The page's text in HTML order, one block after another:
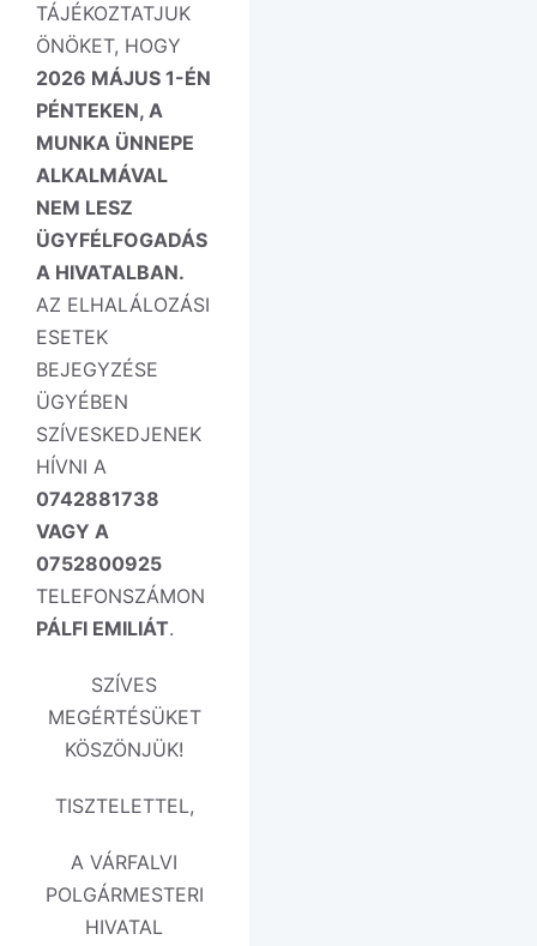
TÁJÉKOZTATJUK
ÖNÖKET, HOGY
2026 MÁJUS 1-ÉN
PÉNTEKEN, A
MUNKA ÜNNEPE
ALKALMÁVAL
NEM LESZ
ÜGYFÉLFOGADÁS
A HIVATALBAN.
AZ ELHALÁLOZÁSI
ESETEK
BEJEGYZÉSE
ÜGYÉBEN
SZÍVESKEDJENEK
HÍVNI A
0742881738
VAGY A
0752800925
TELEFONSZÁMON
PÁLFI EMILIÁT.
SZÍVES
MEGÉRTÉSÜKET
KÖSZÖNJÜK!
TISZTELETTEL,
A VÁRFALVI
POLGÁRMESTERI
HIVATAL